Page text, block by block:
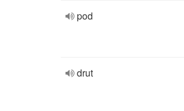
pod
drut